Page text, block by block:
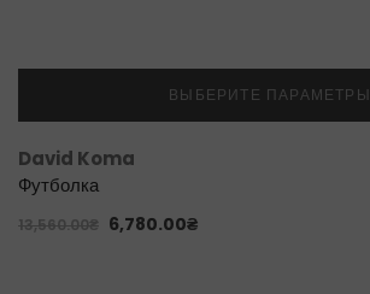
ВЫБЕРИТЕ ПАРАМЕТРЫ
David Koma
Футболка
13,560.00₴ 6,780.00₴